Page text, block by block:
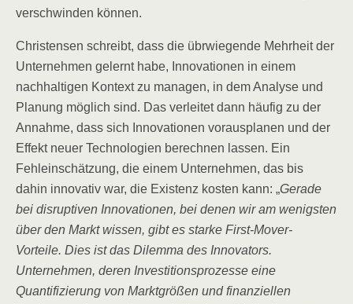
verschwinden können.
Christensen schreibt, dass die übrwiegende Mehrheit der
Unternehmen gelernt habe, Innovationen in einem
nachhaltigen Kontext zu managen, in dem Analyse und
Planung möglich sind. Das verleitet dann häufig zu der
Annahme, dass sich Innovationen vorausplanen und der
Effekt neuer Technologien berechnen lassen. Ein
Fehleinschätzung, die einem Unternehmen, das bis
dahin innovativ war, die Existenz kosten kann: „Gerade
bei disruptiven Innovationen, bei denen wir am wenigsten
über den Markt wissen, gibt es starke First-Mover-
Vorteile. Dies ist das Dilemma des Innovators.
Unternehmen, deren Investitionsprozesse eine
Quantifizierung von Marktgrößen und finanziellen